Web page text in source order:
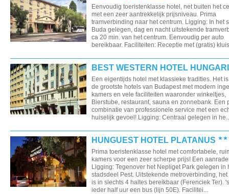
Eenvoudig toeristenklasse hotel, net buiten het
met een zeer aantrekkelijk prijsniveau. Prima
tramverbinding naar het centrum. Ligging: In het
Buda gelegen, dag en nacht uitstekende
ca 20 min. van het centrum. Eenvoudig per auto
bereikbaar. Faciliteiten: Receptie met (gratis)
BEST WESTERN HOTEL
Een eigentijds hotel met klassieke tradities. Het
de grootste hotels van Budapest met modern
kamers en vele faciliteiten waaronder winkeltjes,
Bierstube, restaurant, sauna en zonnebank. Een
combinatie van professionele service met een
huiselijk gevoel! Ligging: Centraal gelegen in
HUNGUEST HOTEL PLATANUS
Prima toeristenklasse hotel met comfortabele,
kamers voor een zeer scherpe prijs! Een
Ligging: Tegenover het Nepliget Park gelegen in
stadsdeel Pest. Uitstekende metroverbinding, het
is in slechts 4 haltes bereikbaar (Ferenciek Ter).
ieder half uur een bus (lijn 50E). Facilitei...